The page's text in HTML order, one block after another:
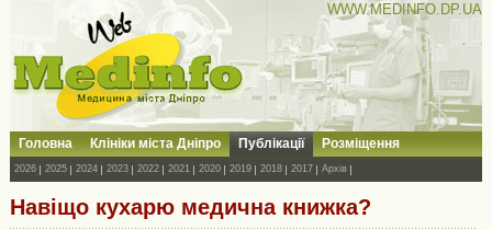
WWW.MEDINFO.DP.UA
Головна Клініки міста Дніпро Публікації Розміщення
2026 2025 2024 2023 2022 2021 2020 2019 2018 2017 Архів
Навіщо кухарю медична книжка?